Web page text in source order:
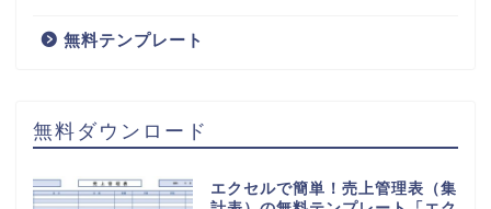
無料テンプレート
無料ダウンロード
エクセルで簡単！売上管理表（集